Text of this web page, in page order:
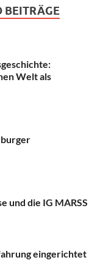
BEITRÄGE
Welt als
und die IG MARSS
eingerichtet